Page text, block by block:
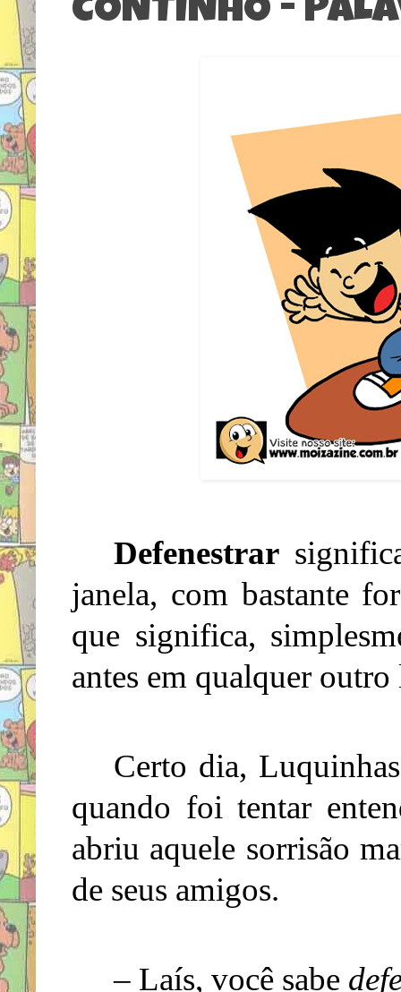
CONTINHO -
Defenestrar
janela, com bastante
que significa,
antes em qualquer outro
Certo dia,
quando foi tentar
abriu aquele sorrisão
de seus amigos.
– Laís, você sabe